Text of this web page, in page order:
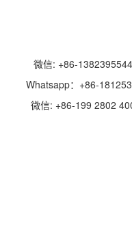
+86-
：+86-
2802 4007